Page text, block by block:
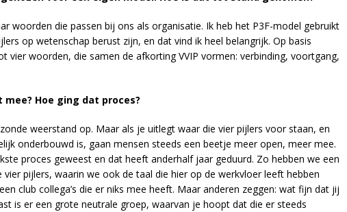
woorden die passen bij ons als organisatie. Ik heb het P3F-model gebruikt
op wetenschap berust zijn, en dat vind ik heel belangrijk. Op basis
vier woorden, die samen de afkorting VVIP vormen: verbinding, voortgang,
Hoe ging dat proces?
weerstand op. Maar als je uitlegt waar die vier pijlers voor staan, en
onderbouwd is, gaan mensen steeds een beetje meer open, meer mee.
proces geweest en dat heeft anderhalf jaar geduurd. Zo hebben we een
pijlers, waarin we ook de taal die hier op de werkvloer leeft hebben
club collega’s die er niks mee heeft. Maar anderen zeggen: wat fijn dat jij
is er een grote neutrale groep, waarvan je hoopt dat die er steeds